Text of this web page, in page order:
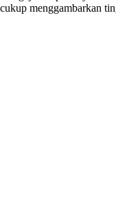
cukup menggambarkan